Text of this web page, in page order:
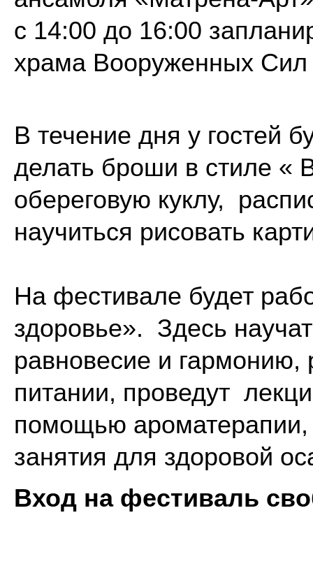
с 14:00 до 16:00
храма Вооруженных Сил
В течение дня у гостей
делать броши в стиле «
обереговую куклу,
научиться рисовать
На фестивале будет
здоровье». Здесь
равновесие и гармонию,
питании, проведут
помощью ароматерапии,
занятия для здоровой
Вход на фестиваль